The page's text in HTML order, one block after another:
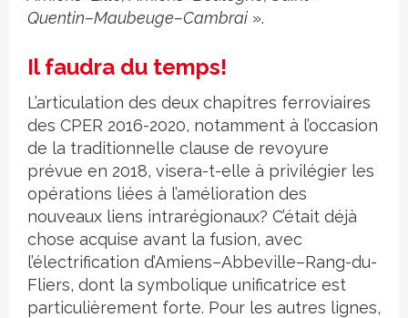
Quentin–Maubeuge–Cambrai ».
Il faudra du temps!
L’articulation des deux chapitres ferroviaires
des CPER 2016-2020, notamment à l’occasion
de la traditionnelle clause de revoyure
prévue en 2018, visera-t-elle à privilégier les
opérations liées à l’amélioration des
nouveaux liens intrarégionaux? C’était déjà
chose acquise avant la fusion, avec
l’électrification d’Amiens–Abbeville–Rang-du-
Fliers, dont la symbolique unificatrice est
particulièrement forte. Pour les autres lignes,